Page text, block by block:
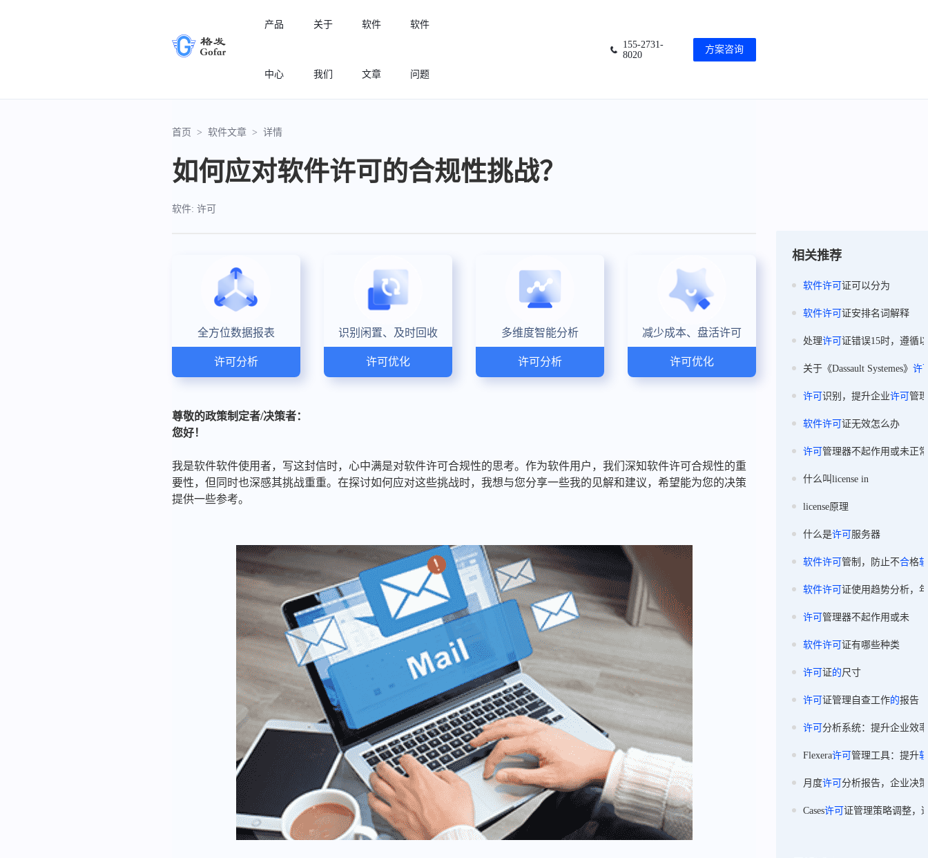
产品
中心
许可分析
实现专业软件许可精细化管理
关于
我们
软件
文章
软件
问题
155-2731-
8020
方案咨询
首页 > 软件文章 > 详情
如何应对软件许可的合规性挑战？
软件: 许可
全方位数据报表
许可分析
识别闲置、及时回收
许可优化
多维度智能分析
许可分析
减少成本、盘活许可
许可优化
尊敬的政策制定者/决策者：
您好！
我是软件软件使用者，写这封信时，心中满是对软件许可合规性的思考。作为软件用户，我们深知软件许可合规性的重
要性，但同时也深感其挑战重重。在探讨如何应对这些挑战时，我想与您分享一些我的见解和建议，希望能为您的决策
提供一些参考。
相关推荐
软件许可 证可以分为
软件许可 证安排名词解释
处理许可 证错误15时，遵循
关于《Dassault Systemes》 许
许可 识别，提升企业许可 管理
软件许可 证无效怎么办
许可 管理器不起作用或未正
什么叫license in
license原理
什么是许可 服务器
软件许可 管制，防止不合格
软件许可 证使用趋势分析，
许可 管理器不起作用或未
软件许可 证有哪些种类
许可 证的尺寸
许可 证管理自查工作的报告
许可 分析系统：提升企业效率
Flexera许可 管理工具：提升
月度许可 分析报告，企业决
Cases许可 证管理策略调整，